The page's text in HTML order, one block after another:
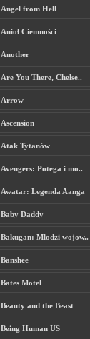
Angel from Hell
Anioł Ciemności
Another
Are You There, Chelse..
Arrow
Ascension
Atak Tytanów
Avengers: Potega i mo..
Awatar: Legenda Aanga
Baby Daddy
Bakugan: Mlodzi wojow..
Banshee
Bates Motel
Beauty and the Beast
Being Human US